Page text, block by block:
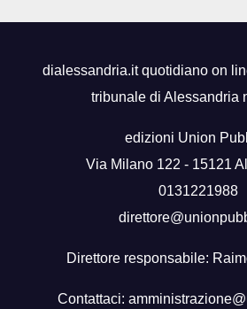
dialessandria.it quotidiano on
tribunale di Alessandria
edizioni Union
Via Milano 122 - 15121
0131221988
Direttore responsabile:
Contattaci: